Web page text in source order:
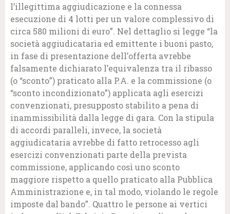
l’illegittima aggiudicazione e la connessa
esecuzione di 4 lotti per un valore complessivo di
circa 580 milioni di euro”. Nel dettaglio si legge “la
società aggiudicataria ed emittente i buoni pasto,
in fase di presentazione dell’offerta avrebbe
falsamente dichiarato l’equivalenza tra il ribasso
(o “sconto”) praticato alla P.A. e la commissione (o
“sconto incondizionato”) applicata agli esercizi
convenzionati, presupposto stabilito a pena di
inammissibilità dalla legge di gara. Con la stipula
di accordi paralleli, invece, la società
aggiudicataria avrebbe di fatto retrocesso agli
esercizi convenzionati parte della prevista
commissione, applicando così uno sconto
maggiore rispetto a quello praticato alla Pubblica
Amministrazione e, in tal modo, violando le regole
imposte dal bando”. Quattro le persone ai vertici